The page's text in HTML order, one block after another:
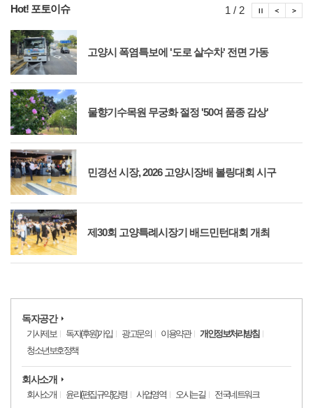
Hot! 포토이슈
고양시 폭염특보에 '도로 살수차' 전면 가동
물향기수목원 무궁화 절정 '50여 품종 감상'
민경선 시장, 2026 고양시장배 볼링대회 시구
제30회 고양특례시장기 배드민턴대회 개최
1 / 2 포
포토이
독자공간
기사제보 독자(후원)가입 광고문의 이용약관
개인정보처리방침
청소년보호정책
회사소개
회사소개 윤리(편집규약)강령 사업영역 오시는길 전국네트워크